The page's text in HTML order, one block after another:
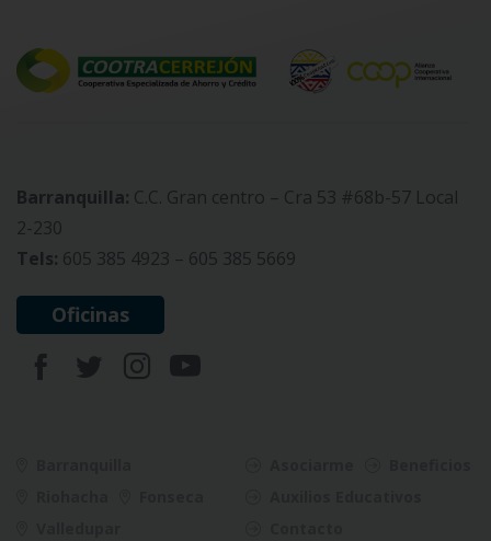
Barranquilla: C.C. Gran centro – Cra 53 #68b-57 Local
2-230
Tels: 605 385 4923 – 605 385 5669
Oficinas